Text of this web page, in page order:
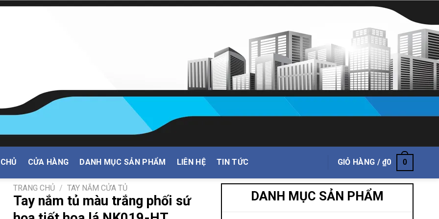
CỬA HÀNG DANH MỤC SẢN PHẨM LIÊN HỆ TIN TỨC GIỎ HÀNG /₫0 0
TRANG CHỦ / TAY NẮM CỬA TỦ
Tay nắm tủ màu trắng phối sứ
DANH MỤC SẢN PHẨM